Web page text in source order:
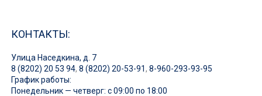
КОНТАКТЫ:
Улица Наседкина, д. 7
8 (8202) 20 53 94,8 (8202) 20-53-91,8-960-293-93-95
График работы:
Понедельник — четверг: с 09:00 по 18:00